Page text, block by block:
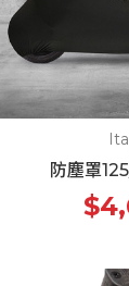
防塵罩